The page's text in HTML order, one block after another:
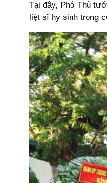
Tại đây, Phó Thủ
liệt sĩ hy sinh trong